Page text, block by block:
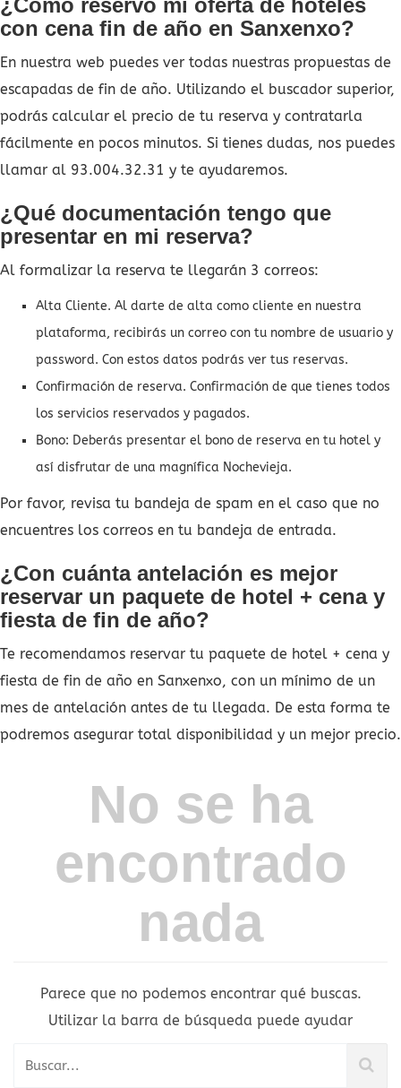
con cena fin de año en Sanxenxo?
En nuestra web puedes ver todas nuestras propuestas de
escapadas de fin de año. Utilizando el buscador superior,
podrás calcular el precio de tu reserva y contratarla
fácilmente en pocos minutos. Si tienes dudas, nos puedes
llamar al 93.004.32.31 y te ayudaremos.
¿Qué documentación tengo que
presentar en mi reserva?
Al formalizar la reserva te llegarán 3 correos:
Alta Cliente. Al darte de alta como cliente en nuestra
plataforma, recibirás un correo con tu nombre de usuario y
password. Con estos datos podrás ver tus reservas.
Confirmación de reserva. Confirmación de que tienes todos
los servicios reservados y pagados.
Bono: Deberás presentar el bono de reserva en tu hotel y
así disfrutar de una magnífica Nochevieja.
Por favor, revisa tu bandeja de spam en el caso que no
encuentres los correos en tu bandeja de entrada.
¿Con cuánta antelación es mejor
reservar un paquete de hotel + cena y
fiesta de fin de año?
Te recomendamos reservar tu paquete de hotel + cena y
fiesta de fin de año en Sanxenxo, con un mínimo de un
mes de antelación antes de tu llegada. De esta forma te
podremos asegurar total disponibilidad y un mejor precio.
No se ha
encontrado
nada
Parece que no podemos encontrar qué buscas.
Utilizar la barra de búsqueda puede ayudar